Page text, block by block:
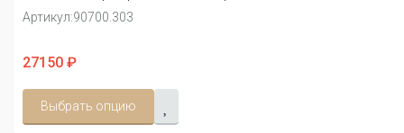
Артикул:90700.303
27150 ₽
Выбрать опцию